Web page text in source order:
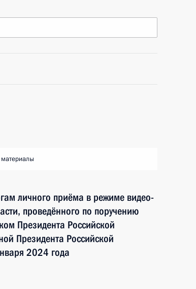
личного приёма в режиме видео-
проведённого по поручению
Президента Российской
Президента Российской
2024 года